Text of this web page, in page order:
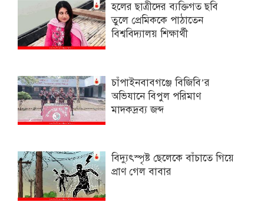
হলের ছাত্রীদের ব্যক্তিগত ছবি
তুলে প্রেমিককে পাঠাতেন
বিশ্ববিদ্যালয় শিক্ষার্থী
চাঁপাইনবাবগঞ্জে বিজিবি’র
অভিযানে বিপুল পরিমাণ
মাদকদ্রব্য জব্দ
বিদ্যুৎস্পৃষ্ট ছেলেকে বাঁচাতে গিয়ে
প্রাণ গেল বাবার